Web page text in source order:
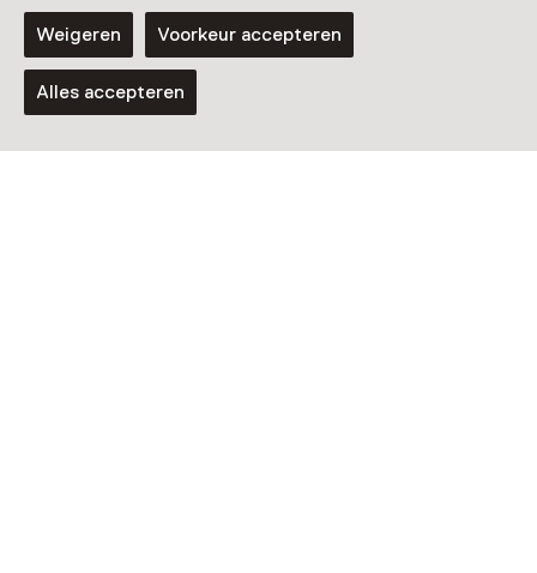
Weigeren Voorkeur accepteren
Alles accepteren